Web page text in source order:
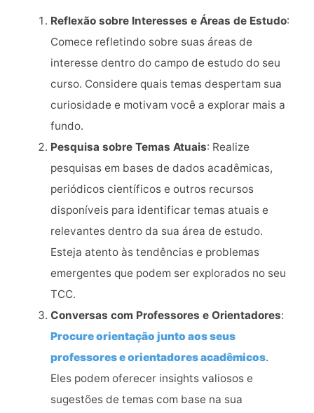
Reflexão sobre Interesses e Áreas de Estudo:
Comece refletindo sobre suas áreas de
interesse dentro do campo de estudo do seu
curso. Considere quais temas despertam sua
curiosidade e motivam você a explorar mais a
fundo.
Pesquisa sobre Temas Atuais: Realize
pesquisas em bases de dados acadêmicas,
periódicos científicos e outros recursos
disponíveis para identificar temas atuais e
relevantes dentro da sua área de estudo.
Esteja atento às tendências e problemas
emergentes que podem ser explorados no seu
TCC.
Conversas com Professores e Orientadores:
Procure orientação junto aos seus
professores e orientadores acadêmicos.
Eles podem oferecer insights valiosos e
sugestões de temas com base na sua